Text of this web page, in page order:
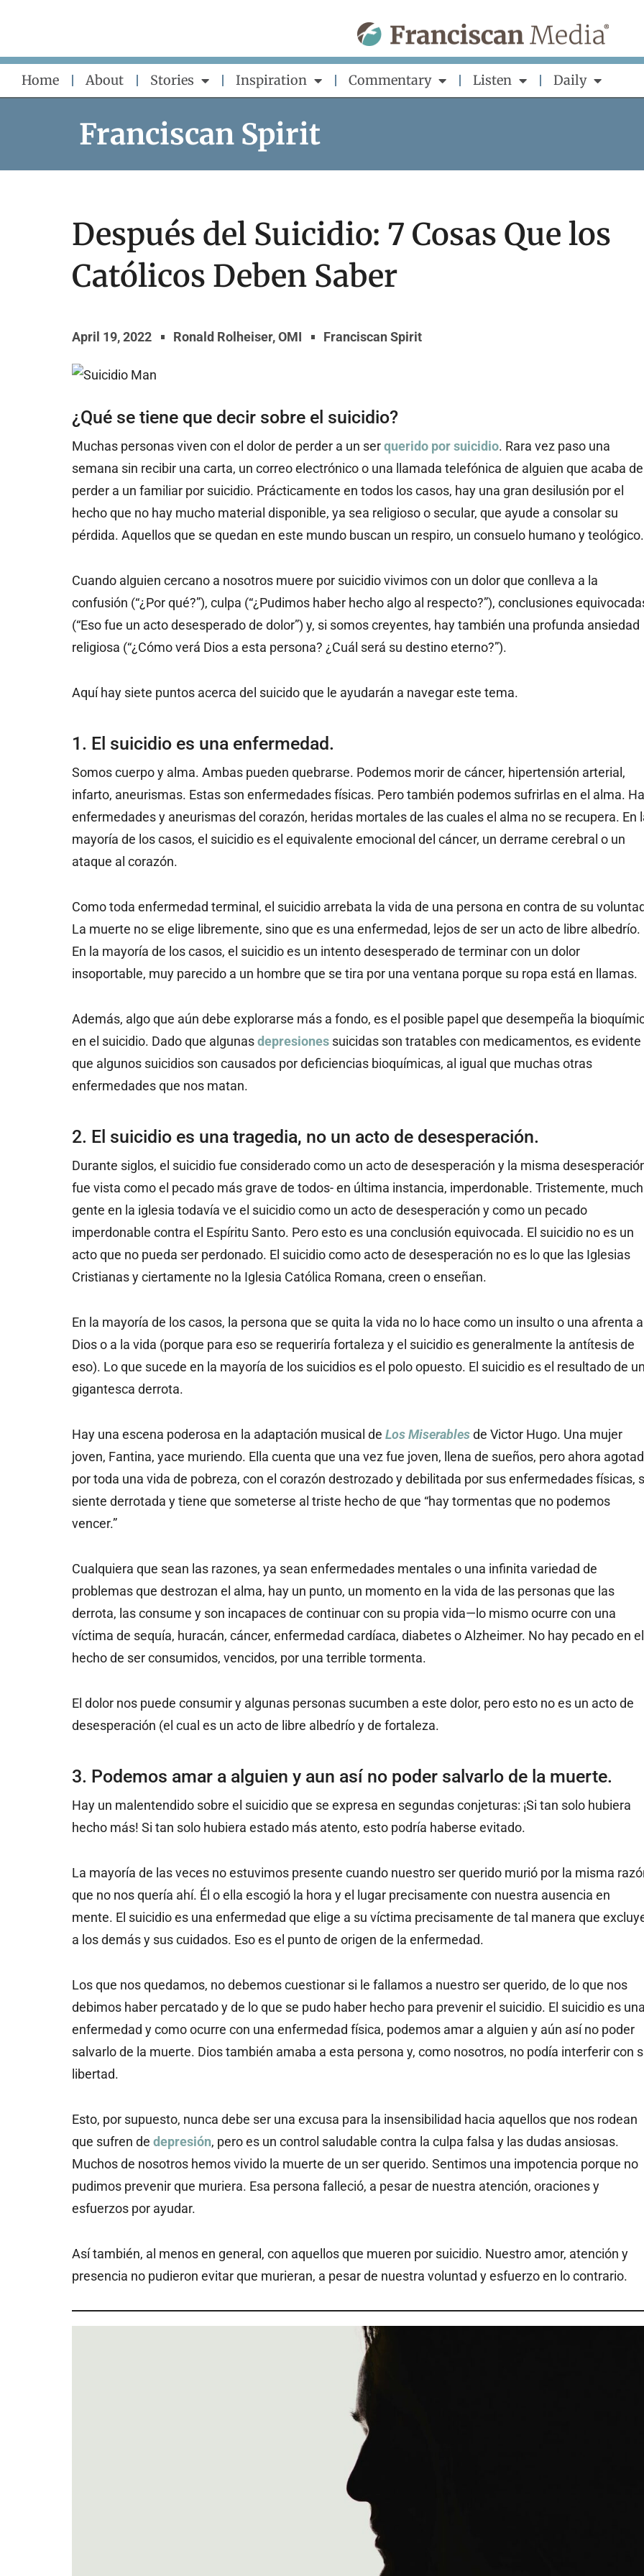
content
Home About Stories Inspiration Commentary Listen Daily
Franciscan Spirit
Después del Suicidio: 7 Cosas Que los
Católicos Deben Saber
April 19, 2022 Ronald Rolheiser, OMI Franciscan Spirit
¿Qué se tiene que decir sobre el suicidio?
Muchas personas viven con el dolor de perder a un serquerido por suicidio. Rara vez paso una
semana sin recibir una carta, un correo electrónico o una llamada telefónica de alguien que acaba de
perder a un familiar por suicidio. Prácticamente en todos los casos, hay una gran desilusión por el
hecho que no hay mucho material disponible, ya sea religioso o secular, que ayude a consolar su
pérdida. Aquellos que se quedan en este mundo buscan un respiro, un consuelo humano y teológico.
Cuando alguien cercano a nosotros muere por suicidio vivimos con un dolor que conlleva a la
confusión (“¿Por qué?”), culpa (“¿Pudimos haber hecho algo al respecto?”), conclusiones
(“Eso fue un acto desesperado de dolor”) y, si somos creyentes, hay también una profunda ansiedad
religiosa (“¿Cómo verá Dios a esta persona? ¿Cuál será su destino eterno?”).
Aquí hay siete puntos acerca del suicido que le ayudarán a navegar este tema.
1. El suicidio es una enfermedad.
Somos cuerpo y alma. Ambas pueden quebrarse. Podemos morir de cáncer, hipertensión arterial,
infarto, aneurismas. Estas son enfermedades físicas. Pero también podemos sufrirlas en el alma.
enfermedades y aneurismas del corazón, heridas mortales de las cuales el alma no se recupera. En
mayoría de los casos, el suicidio es el equivalente emocional del cáncer, un derrame cerebral o un
ataque al corazón.
Como toda enfermedad terminal, el suicidio arrebata la vida de una persona en contra de su
La muerte no se elige libremente, sino que es una enfermedad, lejos de ser un acto de libre albedrío.
En la mayoría de los casos, el suicidio es un intento desesperado de terminar con un dolor
insoportable, muy parecido a un hombre que se tira por una ventana porque su ropa está en llamas.
Además, algo que aún debe explorarse más a fondo, es el posible papel que desempeña la
en el suicidio. Dado que algunasdepresiones suicidas son tratables con medicamentos, es evidente
que algunos suicidios son causados por deficiencias bioquímicas, al igual que muchas otras
enfermedades que nos matan.
2. El suicidio es una tragedia, no un acto de desesperación.
Durante siglos, el suicidio fue considerado como un acto de desesperación y la misma
fue vista como el pecado más grave de todos- en última instancia, imperdonable. Tristemente,
gente en la iglesia todavía ve el suicidio como un acto de desesperación y como un pecado
imperdonable contra el Espíritu Santo. Pero esto es una conclusión equivocada. El suicidio no es un
acto que no pueda ser perdonado. El suicidio como acto de desesperación no es lo que las Iglesias
Cristianas y ciertamente no la Iglesia Católica Romana, creen o enseñan.
En la mayoría de los casos, la persona que se quita la vida no lo hace como un insulto o una afrenta a
Dios o a la vida (porque para eso se requeriría fortaleza y el suicidio es generalmente la antítesis de
eso). Lo que sucede en la mayoría de los suicidios es el polo opuesto. El suicidio es el resultado de
gigantesca derrota.
Hay una escena poderosa en la adaptación musical de Los Miserablesde Victor Hugo. Una mujer
joven, Fantina, yace muriendo. Ella cuenta que una vez fue joven, llena de sueños, pero ahora
por toda una vida de pobreza, con el corazón destrozado y debilitada por sus enfermedades físicas,
siente derrotada y tiene que someterse al triste hecho de que “hay tormentas que no podemos
vencer.”
Cualquiera que sean las razones, ya sean enfermedades mentales o una infinita variedad de
problemas que destrozan el alma, hay un punto, un momento en la vida de las personas que las
derrota, las consume y son incapaces de continuar con su propia vida—lo mismo ocurre con una
víctima de sequía, huracán, cáncer, enfermedad cardíaca, diabetes o Alzheimer. No hay pecado en el
hecho de ser consumidos, vencidos, por una terrible tormenta.
El dolor nos puede consumir y algunas personas sucumben a este dolor, pero esto no es un acto de
desesperación (el cual es un acto de libre albedrío y de fortaleza.
3. Podemos amar a alguien y aun así no poder salvarlo de la muerte.
Hay un malentendido sobre el suicidio que se expresa en segundas conjeturas: ¡Si tan solo hubiera
hecho más! Si tan solo hubiera estado más atento, esto podría haberse evitado.
La mayoría de las veces no estuvimos presente cuando nuestro ser querido murió por la misma
que no nos quería ahí. Él o ella escogió la hora y el lugar precisamente con nuestra ausencia en
mente. El suicidio es una enfermedad que elige a su víctima precisamente de tal manera que
a los demás y sus cuidados. Eso es el punto de origen de la enfermedad.
Los que nos quedamos, no debemos cuestionar si le fallamos a nuestro ser querido, de lo que nos
debimos haber percatado y de lo que se pudo haber hecho para prevenir el suicidio. El suicidio es
enfermedad y como ocurre con una enfermedad física, podemos amar a alguien y aún así no poder
salvarlo de la muerte. Dios también amaba a esta persona y, como nosotros, no podía interferir con
libertad.
Esto, por supuesto, nunca debe ser una excusa para la insensibilidad hacia aquellos que nos rodean
que sufren de depresión, pero es un control saludable contra la culpa falsa y las dudas ansiosas.
Muchos de nosotros hemos vivido la muerte de un ser querido. Sentimos una impotencia porque no
pudimos prevenir que muriera. Esa persona falleció, a pesar de nuestra atención, oraciones y
esfuerzos por ayudar.
Así también, al menos en general, con aquellos que mueren por suicidio. Nuestro amor, atención y
presencia no pudieron evitar que murieran, a pesar de nuestra voluntad y esfuerzo en lo contrario.